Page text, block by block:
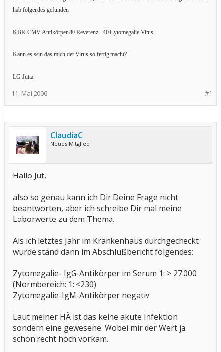
hab folgendes gefunden
KBR-CMV Antikörper 80 Reverenz –40 Cytomegalie Virus
Kann es sein das mich der Virus so fertig macht?
LG Jutta
#1
11. Mai 2006
ClaudiaC
Neues Mitglied
Hallo Jut,
also so genau kann ich Dir Deine Frage nicht
beantworten, aber ich schreibe Dir mal meine
Laborwerte zu dem Thema.
Als ich letztes Jahr im Krankenhaus durchgecheckt
wurde stand dann im Abschlußbericht folgendes:
Zytomegalie- IgG-Antikörper im Serum 1: > 27.000
(Normbereich: 1: <230)
Zytomegalie-IgM-Antikörper negativ
Laut meiner HÄ ist das keine akute Infektion
sondern eine gewesene. Wobei mir der Wert ja
schon recht hoch vorkam.